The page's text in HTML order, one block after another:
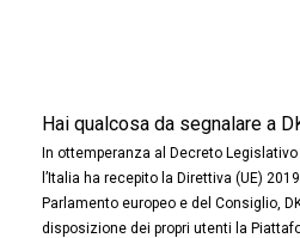
Hai qualcosa da segnalare a
In ottemperanza al Decreto
l’Italia ha recepito la Direttiva (UE)
Parlamento europeo e del Consiglio,
disposizione dei propri utenti la